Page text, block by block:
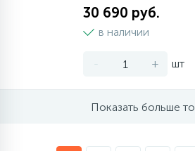
30 690 руб.
в наличии
- + шт
Показать больше